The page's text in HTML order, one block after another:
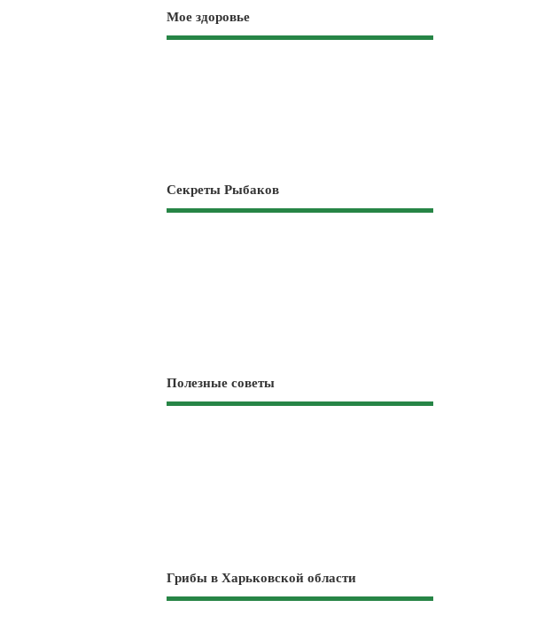
Мое здоровье
Секреты Рыбаков
Полезные советы
Грибы в Харьковской области